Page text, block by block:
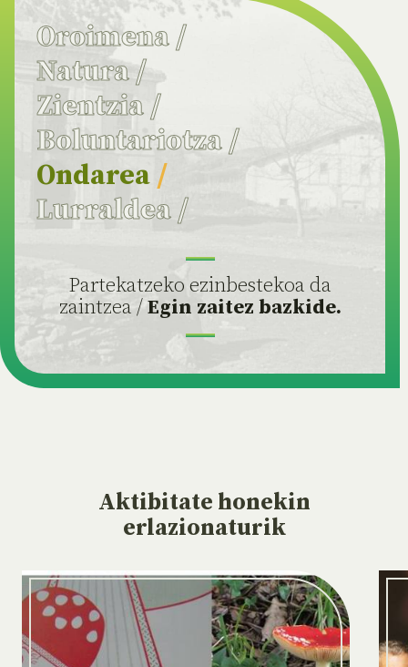
Oroimena/
Natura/
Zientzia /
Boluntariotza/
Ondarea /
Lurraldea/
Partekatzeko ezinbestekoa da
zaintzea /Egin zaitez bazkide.
Aktibitate honekin
erlazionaturik